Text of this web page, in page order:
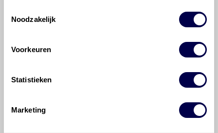
Noodzakelijk
Voorkeuren
Statistieken
Marketing
©Olyslager
gereproduceerd, opgeslagen in een database of op
andere manieren worden overgedragen zonder